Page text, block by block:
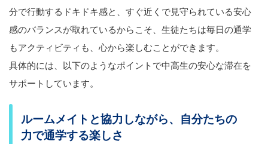
分で行動するドキドキ感と、すぐ近くで見守られている安心
感のバランスが取れているからこそ、生徒たちは毎日の通学
もアクティビティも、心から楽しむことができます。
具体的には、以下のようなポイントで中高生の安心な滞在を
サポートしています。
ルームメイトと協力しながら、自分たちの
力で通学する楽しさ